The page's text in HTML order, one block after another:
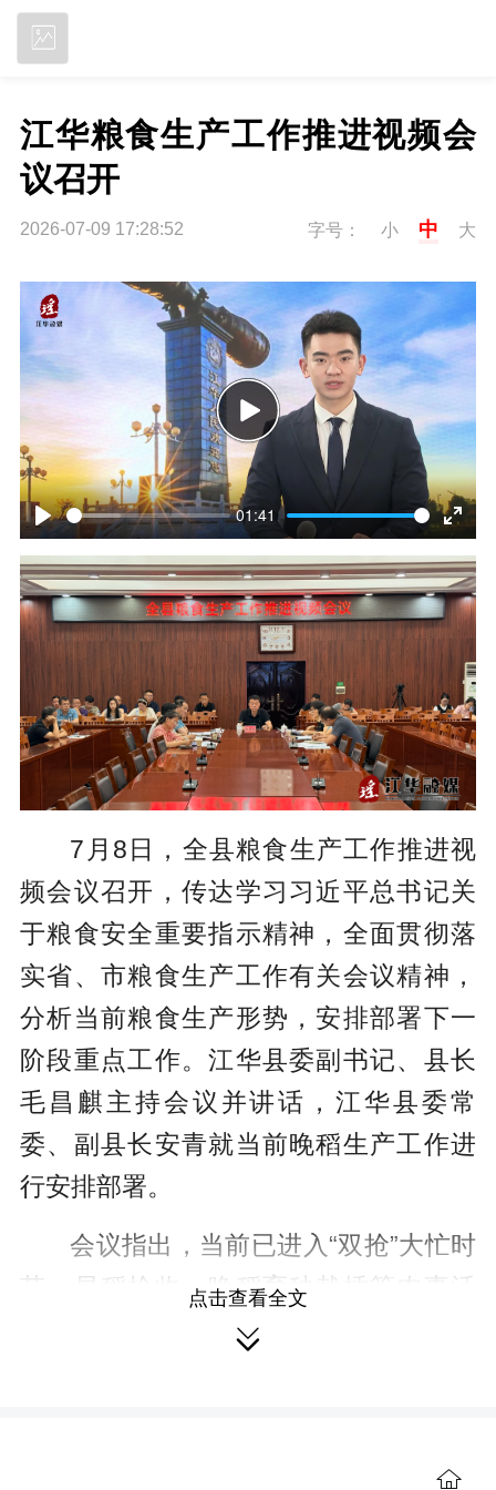
江华粮食生产工作推进视频会
议召开
2026-07-09 17:28:52 字号： 小 中 大
P
l
a
y
01:41
E
n
t
e
r
f
u
l
l
s
r
e
e
n
P
l
a
y
7月8日，全县粮食生产工作推进视
频会议召开，传达学习习近平总书记关
于粮食安全重要指示精神，全面贯彻落
实省、市粮食生产工作有关会议精神，
分析当前粮食生产形势，安排部署下一
阶段重点工作。江华县委副书记、县长
毛昌麒主持会议并讲话，江华县委常
委、副县长安青就当前晚稻生产工作进
行安排部署。
会议指出，当前已进入“双抢”大忙时
节，早稻抢收、晚稻育秧栽插等农事活
动交织叠加，农事节点紧迫、任务艰
点击查看全文
